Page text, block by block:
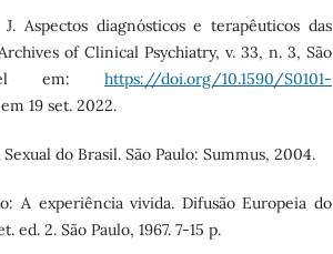
Aspectos diagnósticos e terapêuticos das
of Clinical Psychiatry, v. 33, n. 3, São
em: https://doi.org/10.1590/S0101-
19 set. 2022.
do Brasil. São Paulo: Summus, 2004.
A experiência vivida. Difusão Europeia do
2. São Paulo, 1967. 7-15 p.